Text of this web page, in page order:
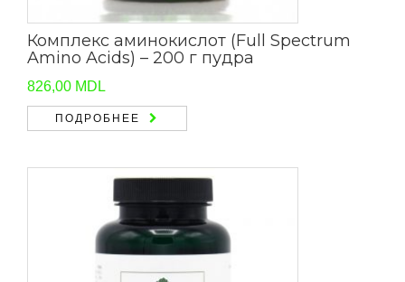
Комплекс аминокислот (Full Spectrum
Amino Acids) – 200 г пудра
826,00 MDL
ПОДРОБНЕЕ